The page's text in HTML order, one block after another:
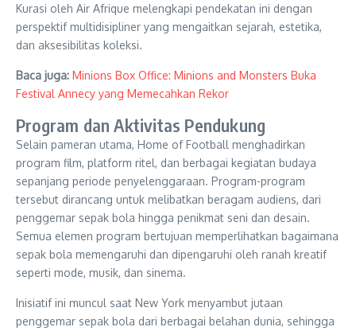
Kurasi oleh Air Afrique melengkapi pendekatan ini dengan
perspektif multidisipliner yang mengaitkan sejarah, estetika,
dan aksesibilitas koleksi.
Baca juga: Minions Box Office: Minions and Monsters Buka
Festival Annecy yang Memecahkan Rekor
Program dan Aktivitas Pendukung
Selain pameran utama, Home of Football menghadirkan
program film, platform ritel, dan berbagai kegiatan budaya
sepanjang periode penyelenggaraan. Program-program
tersebut dirancang untuk melibatkan beragam audiens, dari
penggemar sepak bola hingga penikmat seni dan desain.
Semua elemen program bertujuan memperlihatkan bagaimana
sepak bola memengaruhi dan dipengaruhi oleh ranah kreatif
seperti mode, musik, dan sinema.
Inisiatif ini muncul saat New York menyambut jutaan
penggemar sepak bola dari berbagai belahan dunia, sehingga